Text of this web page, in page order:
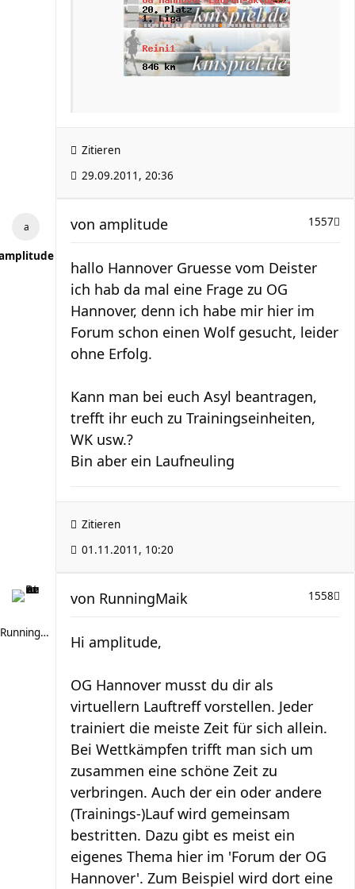
Zitieren
29.09.2011, 20:36
1557
von amplitude
hallo Hannover Gruesse vom Deister
ich hab da mal eine Frage zu OG
Hannover, denn ich habe mir hier im
Forum schon einen Wolf gesucht, leider
ohne Erfolg.
Kann man bei euch Asyl beantragen,
trefft ihr euch zu Trainingseinheiten,
WK usw.?
Bin aber ein Laufneuling
Zitieren
01.11.2011, 10:20
RunningMaik
1558
von RunningMaik
Hi amplitude,
OG Hannover musst du dir als
virtuellern Lauftreff vorstellen. Jeder
trainiert die meiste Zeit für sich allein.
Bei Wettkämpfen trifft man sich um
zusammen eine schöne Zeit zu
verbringen. Auch der ein oder andere
(Trainings-)Lauf wird gemeinsam
bestritten. Dazu gibt es meist ein
eigenes Thema hier im 'Forum der OG
Hannover'. Zum Beispiel wird dort eine